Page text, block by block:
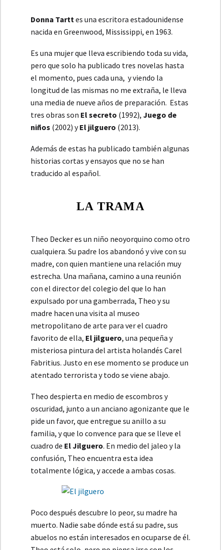
Donna Tarttes una escritora estadounidense
nacida en Greenwood, Mississippi, en 1963.
Es una mujer que lleva escribiendo toda su vida,
pero que solo ha publicado tres novelas hasta
el momento, pues cada una, y viendo la
longitud de las mismas no me extraña, le lleva
una media de nueve años de preparación. Estas
tres obras son El secreto (1992), Juego de
niños (2002) yEl jilguero (2013).
Además de estas ha publicado también algunas
historias cortas y ensayos que no se han
traducido al español.
LA TRAMA
Theo Decker es un niño neoyorquino como otro
cualquiera. Su padre los abandonó y vive con su
madre, con quien mantiene una relación muy
estrecha. Una mañana, camino a una reunión
con el director del colegio del que lo han
expulsado por una gamberrada, Theo y su
madre hacen una visita al museo
metropolitano de arte para ver el cuadro
favorito de ella, El jilguero, una pequeña y
misteriosa pintura del artista holandés Carel
Fabritius. Justo en ese momento se produce un
atentado terrorista y todo se viene abajo.
Theo despierta en medio de escombros y
oscuridad, junto a un anciano agonizante que le
pide un favor, que entregue su anillo a su
familia, y que lo convence para que se lleve el
cuadro de El Jilguero. En medio del jaleo y la
confusión, Theo encuentra esta idea
totalmente lógica, y accede a ambas cosas.
Poco después descubre lo peor, su madre ha
muerto. Nadie sabe dónde está su padre, sus
abuelos no están interesados en ocuparse de él.